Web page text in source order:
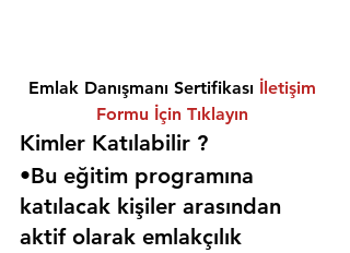
Emlak Danışmanı Sertifikası İletişim
Formu İçin Tıklayın
Kimler Katılabilir ?
•Bu eğitim programına
katılacak kişiler arasından
aktif olarak emlakçılık